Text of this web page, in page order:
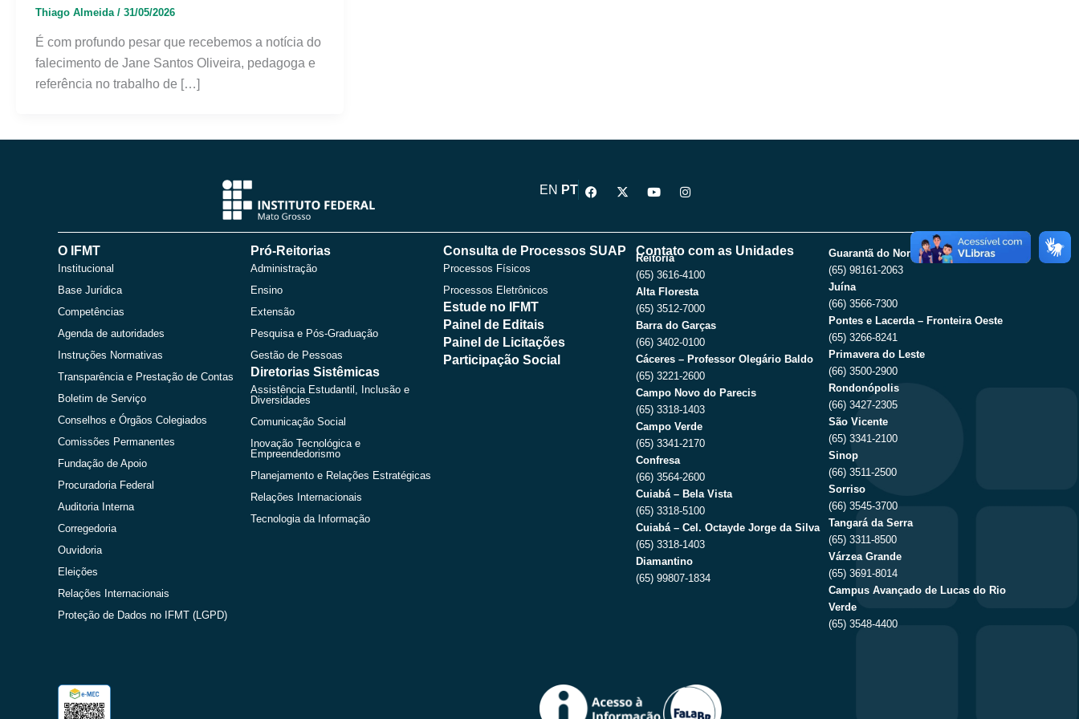
Thiago Almeida / 31/05/2026
É com profundo pesar que recebemos a notícia do
falecimento de Jane Santos Oliveira, pedagoga e
referência no trabalho de […]
EN PT
F
a
b
o
o
X
-
i
t
Y
o
u
b
e
I
n
a
g
r
a
m
O IFMT
Institucional
Base Jurídica
Competências
Agenda de autoridades
Instruções Normativas
Transparência e Prestação de Contas
Boletim de Serviço
Conselhos e Órgãos Colegiados
Comissões Permanentes
Fundação de Apoio
Procuradoria Federal
Auditoria Interna
Corregedoria
Ouvidoria
Eleições
Relações Internacionais
Proteção de Dados no IFMT (LGPD)
Pró-Reitorias
Administração
Ensino
Extensão
Pesquisa e Pós-Graduação
Gestão de Pessoas
Diretorias Sistêmicas
Assistência Estudantil, Inclusão e
Diversidades
Comunicação Social
Inovação Tecnológica e
Empreendedorismo
Planejamento e Relações Estratégicas
Relações Internacionais
Tecnologia da Informação
Consulta de Processos SUAP
Processos Físicos
Processos Eletrônicos
Estude no IFMT
Painel de Editais
Painel de Licitações
Participação Social
Contato com as Unidades
Reitoria
(65) 3616-4100
Alta Floresta
(65) 3512-7000
Barra do Garças
(66) 3402-0100
Cáceres – Professor Olegário Baldo
(65) 3221-2600
Campo Novo do Parecis
(65) 3318-1403
Campo Verde
(65) 3341-2170
Confresa
(66) 3564-2600
Cuiabá – Bela Vista
(65) 3318-5100
Cuiabá – Cel. Octayde Jorge da Silva
(65) 3318-1403
Diamantino
(65) 99807-1834
Guarantã do Norte
(65) 98161-2063
Juína
(66) 3566-7300
Pontes e Lacerda – Fronteira Oeste
(65) 3266-8241
Primavera do Leste
(66) 3500-2900
Rondonópolis
(66) 3427-2305
São Vicente
(65) 3341-2100
Sinop
(66) 3511-2500
Sorriso
(66) 3545-3700
Tangará da Serra
(65) 3311-8500
Várzea Grande
(65) 3691-8014
Campus Avançado de Lucas do Rio
Verde
(65) 3548-4400